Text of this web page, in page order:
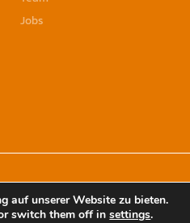
Jobs
auf unserer Website zu bieten.
switch them off insettings.